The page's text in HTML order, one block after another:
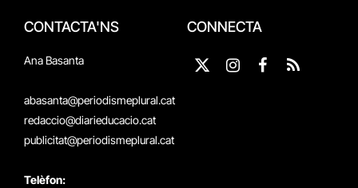
CONTACTA'NS
Ana Basanta
abasanta@periodismeplural.cat
redaccio@diarieducacio.cat
publicitat@periodismeplural.cat
Telèfon:
CONNECTA
X
Instagram
Facebook
RSS